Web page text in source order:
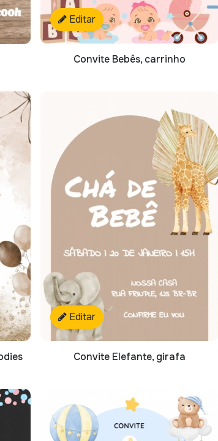
Editar
Convite Bebês, carrinho
Editar
Convite Elefante, girafa